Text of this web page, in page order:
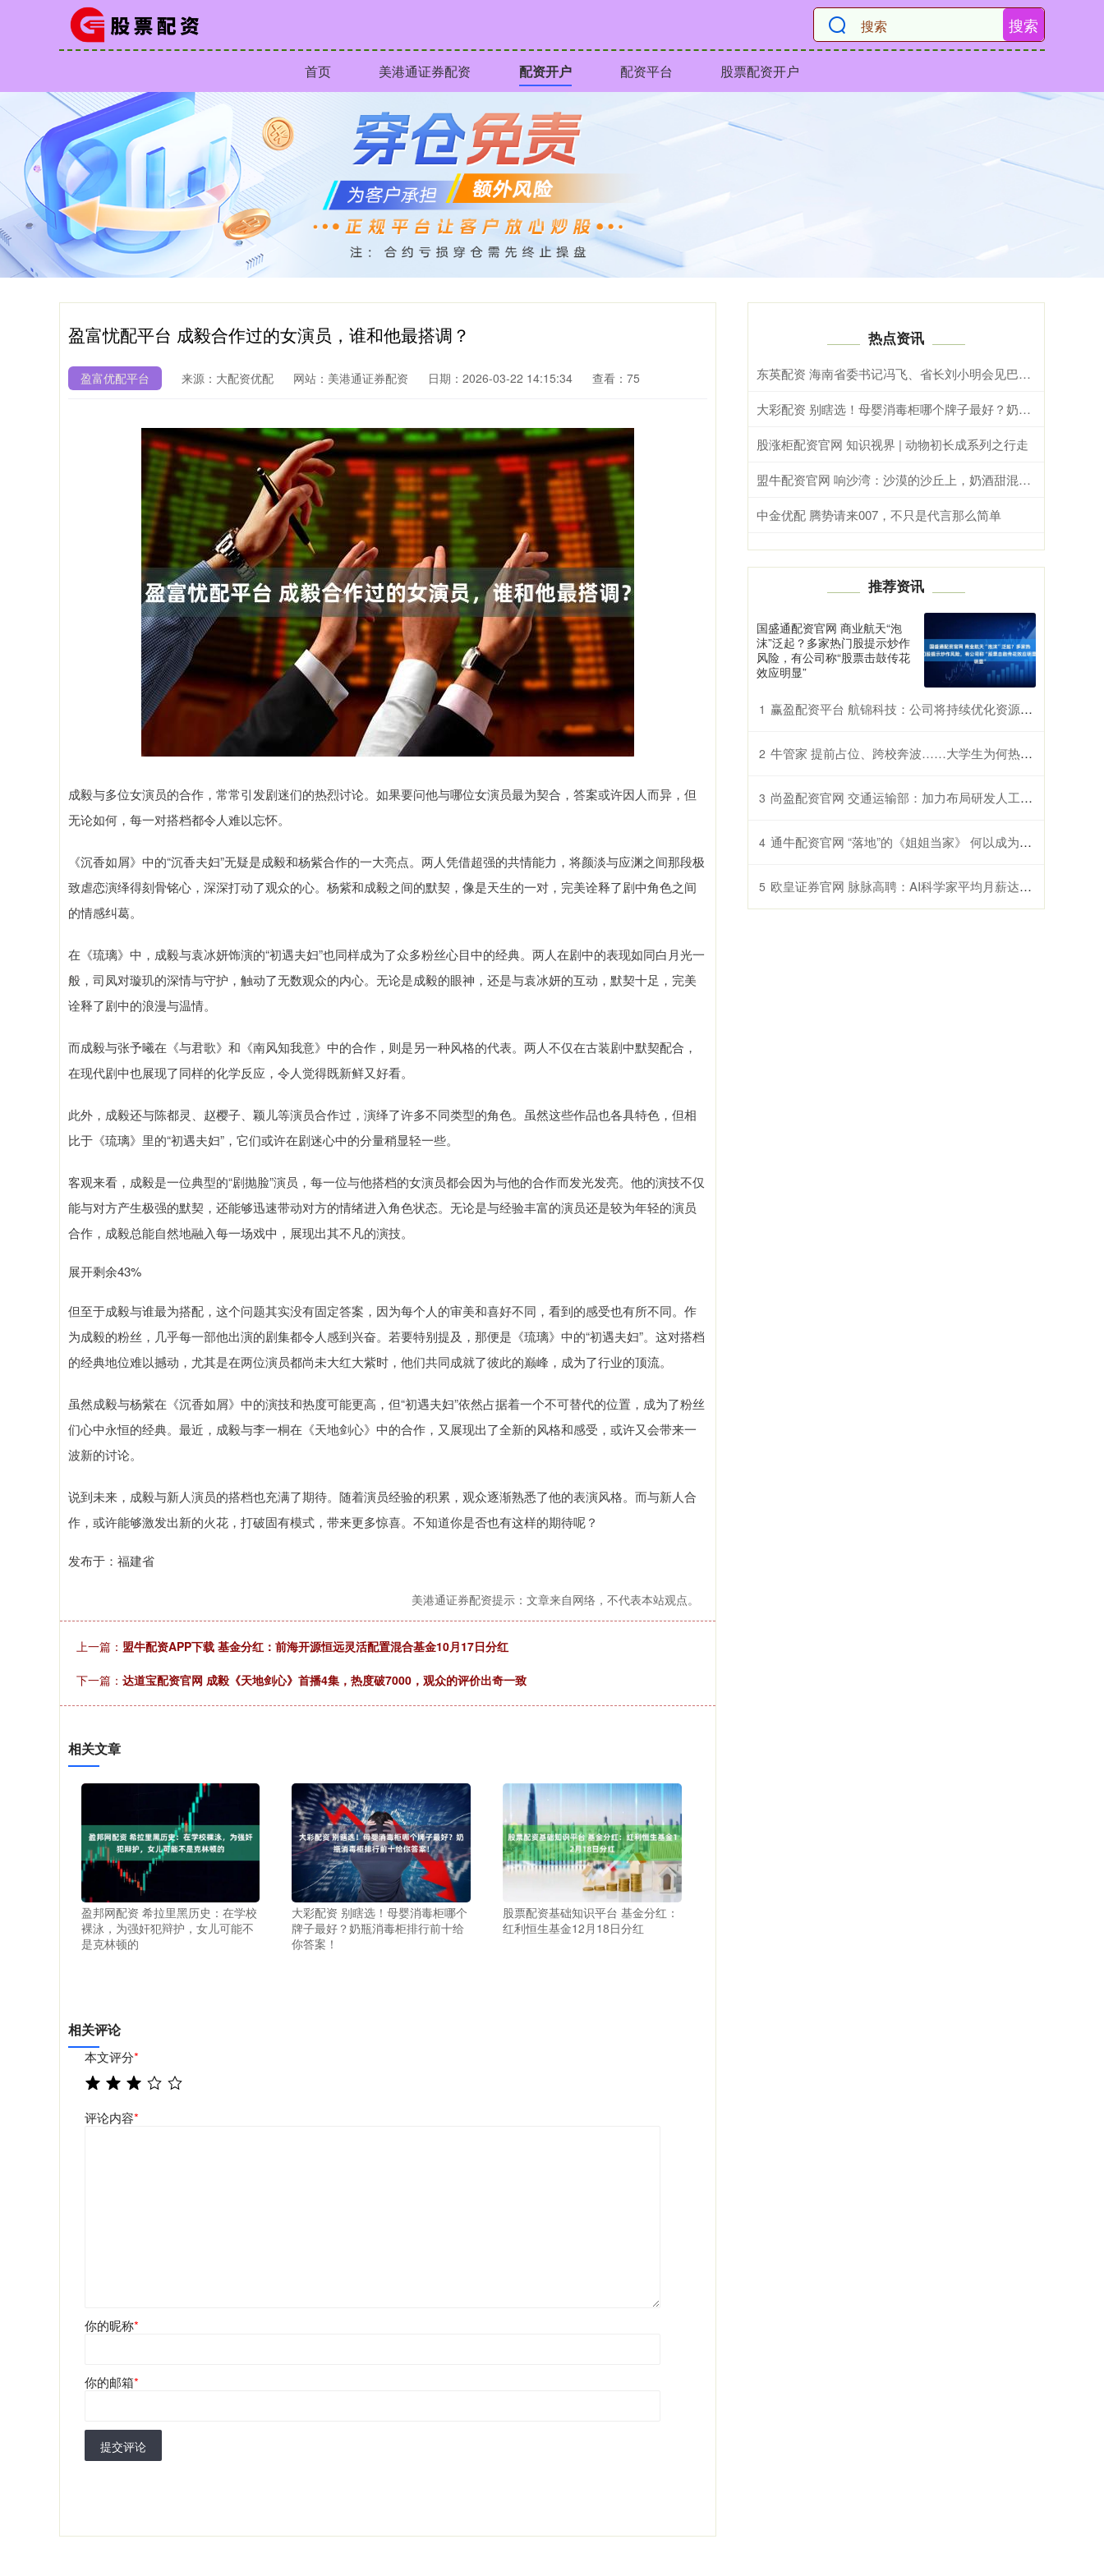
搜索
首页 美港通证券配资 配资开户 配资平台 股票配资开户
盈富忧配平台 成毅合作过的女演员，谁和他最搭调？
盈富优配平台 来源：大配资优配 网站：美港通证券配资 日期：2026-03-22 14:15:34 查看：75
成毅与多位女演员的合作，常常引发剧迷们的热烈讨论。如果要问他与哪位女演员最为契合，答案或许因人而异，但
无论如何，每一对搭档都令人难以忘怀。
《沉香如屑》中的“沉香夫妇”无疑是成毅和杨紫合作的一大亮点。两人凭借超强的共情能力，将颜淡与应渊之间那段极
致虐恋演绎得刻骨铭心，深深打动了观众的心。杨紫和成毅之间的默契，像是天生的一对，完美诠释了剧中角色之间
的情感纠葛。
在《琉璃》中，成毅与袁冰妍饰演的“初遇夫妇”也同样成为了众多粉丝心目中的经典。两人在剧中的表现如同白月光一
般，司凤对璇玑的深情与守护，触动了无数观众的内心。无论是成毅的眼神，还是与袁冰妍的互动，默契十足，完美
诠释了剧中的浪漫与温情。
而成毅与张予曦在《与君歌》和《南风知我意》中的合作，则是另一种风格的代表。两人不仅在古装剧中默契配合，
在现代剧中也展现了同样的化学反应，令人觉得既新鲜又好看。
此外，成毅还与陈都灵、赵樱子、颖儿等演员合作过，演绎了许多不同类型的角色。虽然这些作品也各具特色，但相
比于《琉璃》里的“初遇夫妇”，它们或许在剧迷心中的分量稍显轻一些。
客观来看，成毅是一位典型的“剧抛脸”演员，每一位与他搭档的女演员都会因为与他的合作而发光发亮。他的演技不仅
能与对方产生极强的默契，还能够迅速带动对方的情绪进入角色状态。无论是与经验丰富的演员还是较为年轻的演员
合作，成毅总能自然地融入每一场戏中，展现出其不凡的演技。
展开剩余43%
但至于成毅与谁最为搭配，这个问题其实没有固定答案，因为每个人的审美和喜好不同，看到的感受也有所不同。作
为成毅的粉丝，几乎每一部他出演的剧集都令人感到兴奋。若要特别提及，那便是《琉璃》中的“初遇夫妇”。这对搭档
的经典地位难以撼动，尤其是在两位演员都尚未大红大紫时，他们共同成就了彼此的巅峰，成为了行业的顶流。
虽然成毅与杨紫在《沉香如屑》中的演技和热度可能更高，但“初遇夫妇”依然占据着一个不可替代的位置，成为了粉丝
们心中永恒的经典。最近，成毅与李一桐在《天地剑心》中的合作，又展现出了全新的风格和感受，或许又会带来一
波新的讨论。
说到未来，成毅与新人演员的搭档也充满了期待。随着演员经验的积累，观众逐渐熟悉了他的表演风格。而与新人合
作，或许能够激发出新的火花，打破固有模式，带来更多惊喜。不知道你是否也有这样的期待呢？
发布于：福建省
美港通证券配资提示：文章来自网络，不代表本站观点。
上一篇： 盟牛配资APP下载 基金分红：前海开源恒远灵活配置混合基金10月17日分红
下一篇： 达道宝配资官网 成毅《天地剑心》首播4集，热度破7000，观众的评价出奇一致
相关文章
盈邦网配资 希拉里黑历史：在学校
裸泳，为强奸犯辩护，女儿可能不
是克林顿的
大彩配资 别瞎选！母婴消毒柜哪个
牌子最好？奶瓶消毒柜排行前十给
你答案！
股票配资基础知识平台 基金分红：
红利恒生基金12月18日分红
相关评论
本文评分*
评论内容*
你的昵称*
你的邮箱*
提交评论
热点资讯
东英配资 海南省委书记冯飞、省长刘小明会见巴基斯坦总统扎尔达里
大彩配资 别瞎选！母婴消毒柜哪个牌子最好？奶瓶消毒柜排行前十给你答案！
股涨柜配资官网 知识视界 | 动物初长成系列之行走
盟牛配资官网 响沙湾：沙漠的沙丘上，奶酒甜混着沙风凉
中金优配 腾势请来007，不只是代言那么简单
推荐资讯
国盛通配资官网 商业航天“泡
沫”泛起？多家热门股提示炒作
风险，有公司称“股票击鼓传花
效应明显”
1 赢盈配资平台 航锦科技：公司将持续优化资源配置 促进各业务板块高质量发展
2 牛管家 提前占位、跨校奔波……大学生为何热衷在教室里抢前排听讲座？
3 尚盈配资官网 交通运输部：加力布局研发人工智能与交通运输融合的关键技术
4 通牛配资官网 “落地”的《姐姐当家》 何以成为今年综艺黑马？
5 欧皇证券官网 脉脉高聘：AI科学家平均月薪达到12.7万元